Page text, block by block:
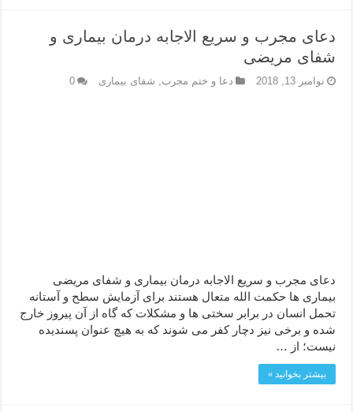
دعای مجرب و سریع الاجابه درمان بیماری و
شفای مریضی
نوامبر 13, 2018 دعا و ختم مجرب شفای بیماری 0
دعای مجرب و سریع الاجابه درمان بیماری و شفای مریضی
بیماری ها حکمت الله متعال هستند برای آزمایش سطح و آستانه
تحمل انسان در برابر سختی ها و مشکلات که گاه از آن پیروز خارج
شده و برخی نیز دچار کفر می شوند که به هیچ عنوان پسندیده
نیست؛ از …
بیشتر بخوانید »